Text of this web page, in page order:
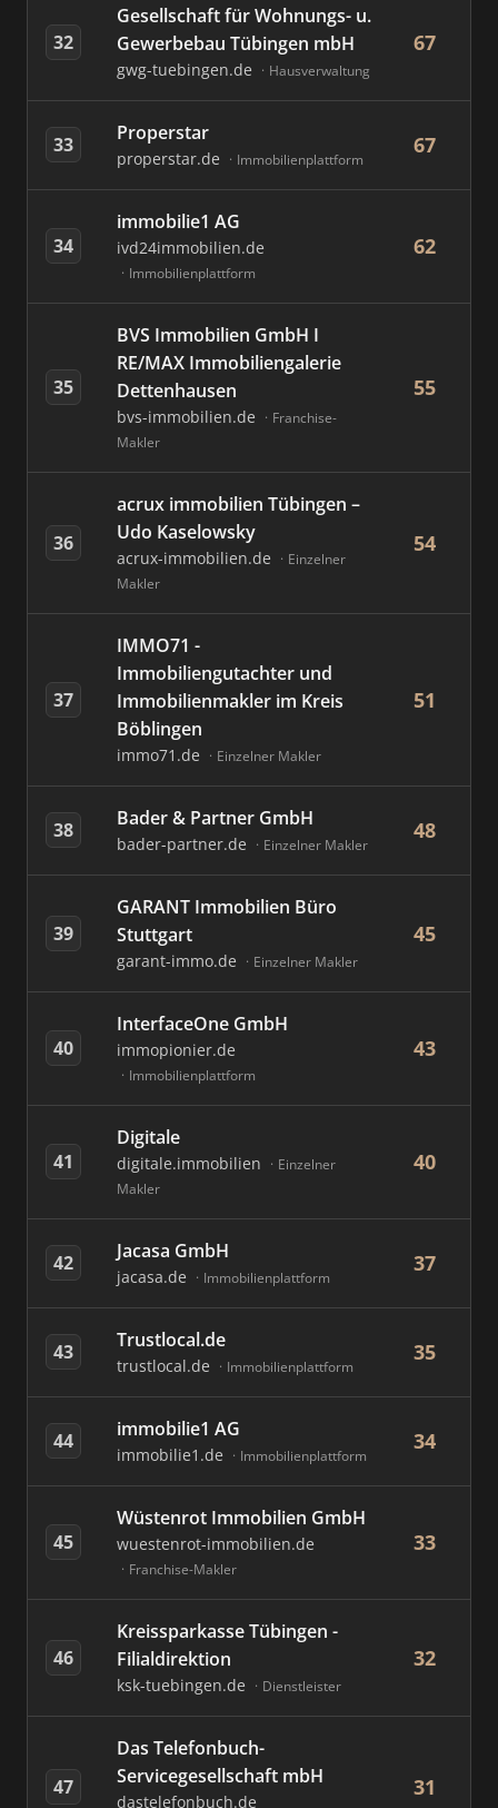
32
Gesellschaft für Wohnungs- u.
Gewerbebau Tübingen mbH
gwg-tuebingen.de Hausverwaltung
67
33 Properstar
properstar.de Immobilienplattform
67
34
immobilie1 AG
ivd24immobilien.de
Immobilienplattform
62
35
BVS Immobilien GmbH I
RE/MAX Immobiliengalerie
Dettenhausen
bvs-immobilien.de
Franchise-
Makler
55
36
acrux immobilien Tübingen –
Udo Kaselowsky
acrux-immobilien.de
Einzelner
Makler
54
37
IMMO71 -
Immobiliengutachter und
Immobilienmakler im Kreis
Böblingen
immo71.de Einzelner Makler
51
38 Bader & Partner GmbH
bader-partner.de Einzelner Makler
48
39
GARANT Immobilien Büro
Stuttgart
garant-immo.de Einzelner Makler
45
40
InterfaceOne GmbH
immopionier.de
Immobilienplattform
43
41
Digitale
digitale.immobilien
Einzelner
Makler
40
42 Jacasa GmbH
jacasa.de Immobilienplattform
37
43 Trustlocal.de
trustlocal.de Immobilienplattform
35
44 immobilie1 AG
immobilie1.de Immobilienplattform
34
45
Wüstenrot Immobilien GmbH
wuestenrot-immobilien.de
Franchise-Makler
33
46
Kreissparkasse Tübingen -
Filialdirektion
ksk-tuebingen.de Dienstleister
32
47
Das Telefonbuch-
Servicegesellschaft mbH
dastelefonbuch.de
31